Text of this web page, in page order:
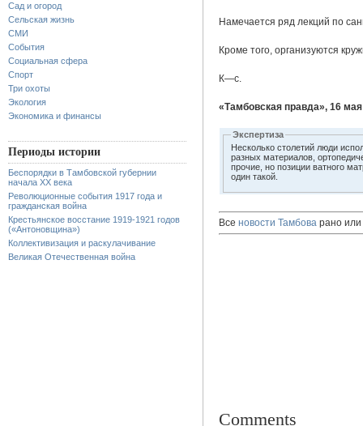
Сад и огород
Сельская жизнь
СМИ
События
Социальная сфера
Спорт
Три охоты
Экология
Экономика и финансы
Периоды истории
Беспорядки в Тамбовской губернии
начала XX века
Революционные события 1917 года и
гражданская война
Крестьянское восстание 1919-1921 годов
(«Антоновщина»)
Коллективизация и раскулачивание
Великая Отечественная война
Намечается ряд лекций по
Кроме того, организуются
К—с.
«Тамбовская правда», 16 мая
Экспертиза
Несколько столетий люди
разных материалов,
прочие, но позиции ватного
один такой.
Все новости Тамбова рано или
Comments